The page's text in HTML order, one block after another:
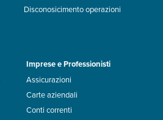
Disconosicimento operazioni
Imprese e Professionisti
Assicurazioni
Carte aziendali
Conti correnti